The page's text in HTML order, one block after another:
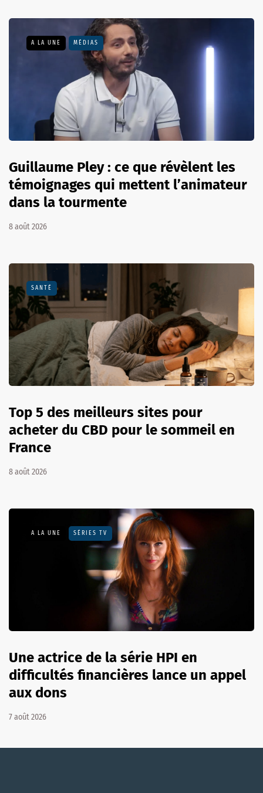
A LA UNE MÉDIAS
Guillaume Pley : ce que révèlent les
témoignages qui mettent l’animateur
dans la tourmente
8 août 2026
SANTÉ
Top 5 des meilleurs sites pour
acheter du CBD pour le sommeil en
France
8 août 2026
A LA UNE SÉRIES TV
Une actrice de la série HPI en
difficultés financières lance un appel
aux dons
7 août 2026